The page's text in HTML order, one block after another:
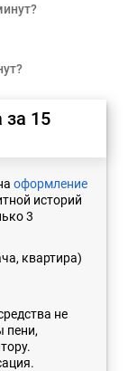
15
оформление
историй
3
квартира)
не
пени,